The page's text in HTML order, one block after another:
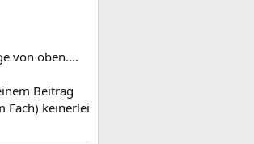
von oben....
Beitrag
Fach) keinerlei